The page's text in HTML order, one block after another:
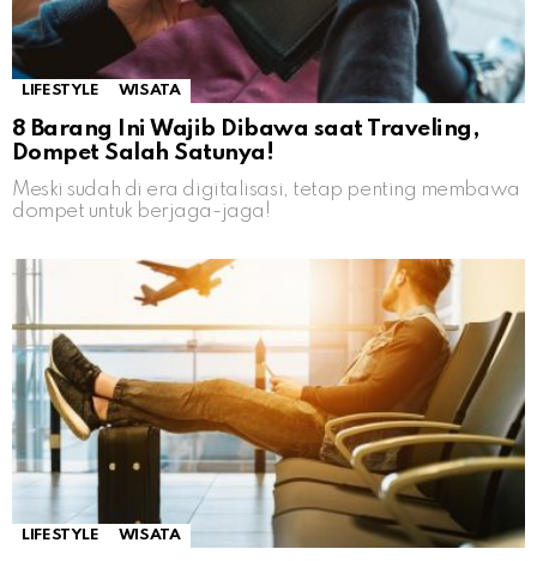
LIFESTYLE WISATA
8 Barang Ini Wajib Dibawa saat Traveling,
Dompet Salah Satunya!
Meski sudah di era digitalisasi, tetap penting membawa
dompet untuk berjaga-jaga!
LIFESTYLE WISATA